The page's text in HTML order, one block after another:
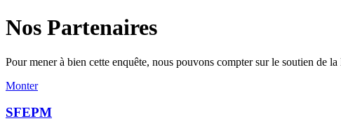
Nos Partenaires
Pour mener à bien cette enquête, nous pouvons compter sur le soutien de
Monter
SFEPM